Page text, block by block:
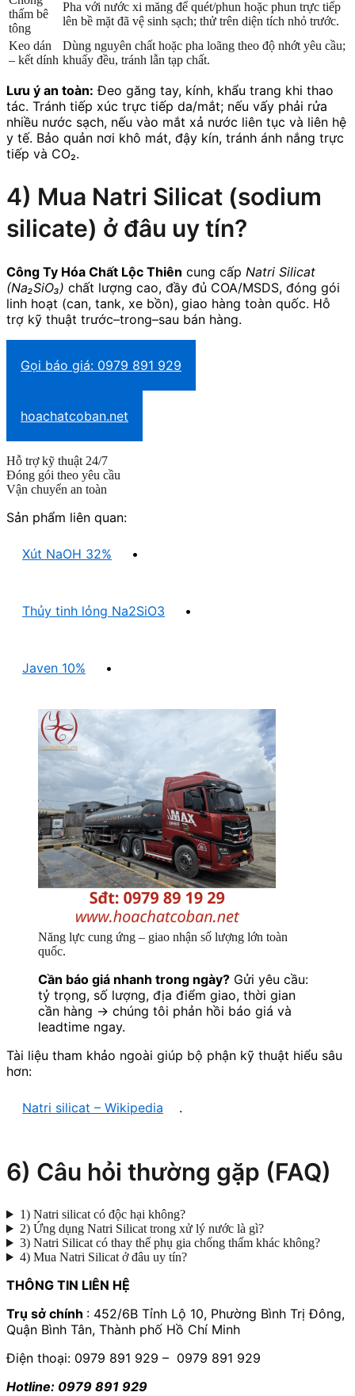
thấm bê
tông
Pha với nước xi măng để quét/phun hoặc phun trực tiếp
lên bề mặt đã vệ sinh sạch; thử trên diện tích nhỏ trước.
Keo dán
– kết dính
Dùng nguyên chất hoặc pha loãng theo độ nhớt yêu cầu;
khuấy đều, tránh lẫn tạp chất.
Lưu ý an toàn: Đeo găng tay, kính, khẩu trang khi thao
tác. Tránh tiếp xúc trực tiếp da/mắt; nếu vấy phải rửa
nhiều nước sạch, nếu vào mắt xả nước liên tục và liên hệ
y tế. Bảo quản nơi khô mát, đậy kín, tránh ánh nắng trực
tiếp và CO₂.
4) Mua Natri Silicat (sodium
silicate) ở đâu uy tín?
Công Ty Hóa Chất Lộc Thiên cung cấp Natri Silicat
(Na₂SiO₃) chất lượng cao, đầy đủ COA/MSDS, đóng gói
linh hoạt (can, tank, xe bồn), giao hàng toàn quốc. Hỗ
trợ kỹ thuật trước–trong–sau bán hàng.
Gọi báo giá: 0979 891 929
hoachatcoban.net
Hỗ trợ kỹ thuật 24/7
Đóng gói theo yêu cầu
Vận chuyển an toàn
Sản phẩm liên quan:
Xút NaOH 32% •
Thủy tinh lỏng Na2SiO3 •
Javen 10% •
Năng lực cung ứng – giao nhận số lượng lớn toàn
quốc.
Cần báo giá nhanh trong ngày? Gửi yêu cầu:
tỷ trọng, số lượng, địa điểm giao, thời gian
cần hàng → chúng tôi phản hồi báo giá và
leadtime ngay.
Tài liệu tham khảo ngoài giúp bộ phận kỹ thuật hiểu sâu
hơn:
Natri silicat – Wikipedia .
6) Câu hỏi thường gặp (FAQ)
1) Natri silicat có độc hại không?
2) Ứng dụng Natri Silicat trong xử lý nước là gì?
3) Natri Silicat có thay thế phụ gia chống thấm khác không?
4) Mua Natri Silicat ở đâu uy tín?
THÔNG TIN LIÊN HỆ
Trụ sở chính : 452/6B Tỉnh Lộ 10, Phường Bình Trị Đông,
Quận Bình Tân, Thành phố Hồ Chí Minh
Điện thoại: 0979 891 929 – 0979 891 929
Hotline: 0979 891 929